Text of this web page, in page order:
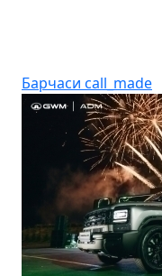
Барчаси call_made